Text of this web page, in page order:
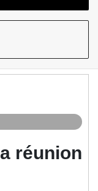
réunion